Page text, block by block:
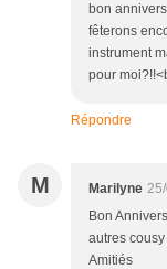
bon
fêterons
instrument
pour
Répondre
M Marilyne
Bon
autres
Amitiés